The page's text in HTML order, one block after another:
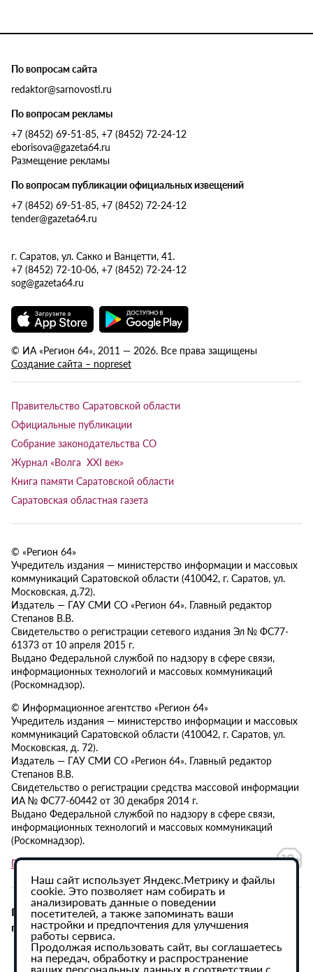
По вопросам сайта
redaktor@sarnovosti.ru
По вопросам рекламы
+7 (8452) 69-51-85, +7 (8452) 72-24-12
eborisova@gazeta64.ru
Размещение рекламы
По вопросам публикации официальных извещений
+7 (8452) 69-51-85, +7 (8452) 72-24-12
tender@gazeta64.ru
г. Саратов, ул. Сакко и Ванцетти, 41.
+7 (8452) 72-10-06, +7 (8452) 72-24-12
sog@gazeta64.ru
© ИА «Регион 64», 2011 — 2026. Все права защищены
Создание сайта – nopreset
Правительство Саратовской области
Официальные публикации
Собрание законодательства СО
Журнал «Волга XXI век»
Книга памяти Саратовской области
Саратовская областная газета
© «Регион 64»
Учредитель издания — министерство информации и массовых
коммуникаций Саратовской области (410042, г. Саратов, ул.
Московская, д.72).
Издатель — ГАУ СМИ СО «Регион 64». Главный редактор
Степанов В.В.
Свидетельство о регистрации сетевого издания Эл № ФС77-
61373 от 10 апреля 2015 г.
Выдано Федеральной службой по надзору в сфере связи,
информационных технологий и массовых коммуникаций
(Роскомнадзор).
© Информационное агентство «Регион 64»
Учредитель издания — министерство информации и массовых
коммуникаций Саратовской области (410042, г. Саратов, ул.
Московская, д. 72).
Издатель — ГАУ СМИ СО «Регион 64». Главный редактор
Степанов В.В.
Свидетельство о регистрации средства массовой информации
ИА № ФС77-60442 от 30 декабря 2014 г.
Выдано Федеральной службой по надзору в сфере связи,
информационных технологий и массовых коммуникаций
(Роскомнадзор).
Политика в отношении обработки персональных данных
При использовании материалов сайта активная
гиперссылка на ИА «Регион 64» обязательна.
Наш сайт использует Яндекс.Метрику и файлы
cookie. Это позволяет нам собирать и
анализировать данные о поведении
посетителей, а также запоминать ваши
настройки и предпочтения для улучшения
работы сервиса.
Продолжая использовать сайт, вы соглашаетесь
на передач, обработку и распространение